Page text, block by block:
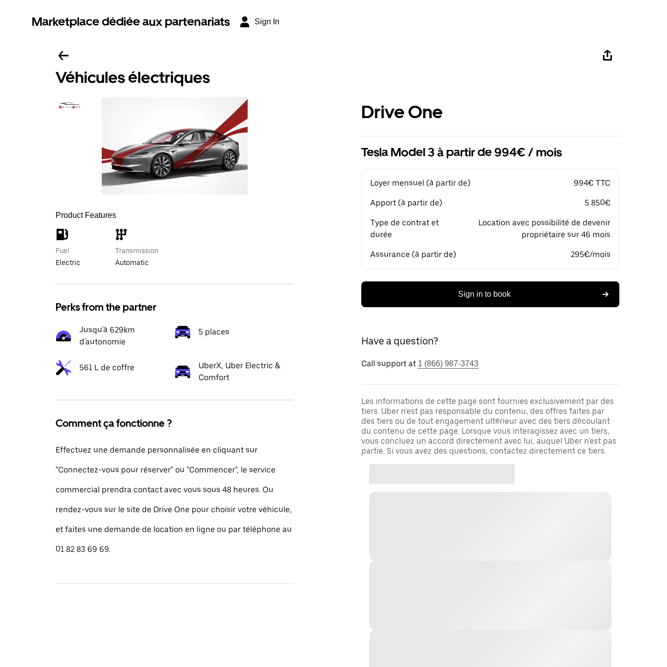
Marketplace dédiée aux partenariats Sign In
Véhicules électriques
Product Features
Fuel
Electric
Transmission
Automatic
Perks from the partner
Jusqu'à 629km
d'autonomie
5 places
561 L de coffre
UberX, Uber Electric &
Comfort
Comment ça fonctionne ?
Effectuez une demande personnalisée en cliquant sur
"Connectez-vous pour réserver" ou "Commencer", le service
commercial prendra contact avec vous sous 48 heures. Ou
rendez-vous sur le site de Drive One pour choisir votre véhicule,
et faites une demande de location en ligne ou par téléphone au
01 82 83 69 69.
Drive One
Tesla Model 3 à partir de 994€ / mois
Loyer mensuel (à partir de) 994€ TTC
Apport (à partir de) 5 850€
Type de contrat et
durée
Location avec possibilité de devenir
propriétaire sur 46 mois
Assurance (à partir de) 295€/mois
Sign in to book
Have a question?
Call support at 1 (866) 987-3743
Les informations de cette page sont fournies exclusivement par des
tiers. Uber n'est pas responsable du contenu, des offres faites par
des tiers ou de tout engagement ultérieur avec des tiers découlant
du contenu de cette page. Lorsque vous interagissez avec un tiers,
vous concluez un accord directement avec lui, auquel Uber n'est pas
partie. Si vous avez des questions, contactez directement ce tiers.